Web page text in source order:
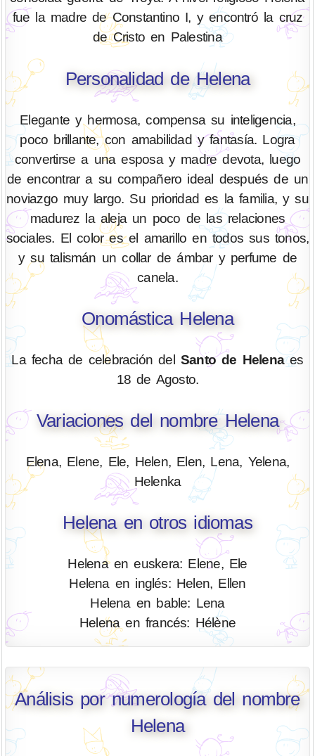
fue la madre de Constantino I, y encontró la cruz
de Cristo en Palestina
Personalidad de Helena
Elegante y hermosa, compensa su inteligencia,
poco brillante, con amabilidad y fantasía. Logra
convertirse a una esposa y madre devota, luego
de encontrar a su compañero ideal después de un
noviazgo muy largo. Su prioridad es la familia, y su
madurez la aleja un poco de las relaciones
sociales. El color es el amarillo en todos sus tonos,
y su talismán un collar de ámbar y perfume de
canela.
Onomástica Helena
La fecha de celebración del Santo de Helenaes
18 de Agosto.
Variaciones del nombre Helena
Elena, Elene, Ele, Helen, Elen, Lena, Yelena,
Helenka
Helena en otros idiomas
Helena en euskera: Elene, Ele
Helena en inglés: Helen, Ellen
Helena en bable: Lena
Helena en francés: Hélène
Análisis por numerología del nombre
Helena